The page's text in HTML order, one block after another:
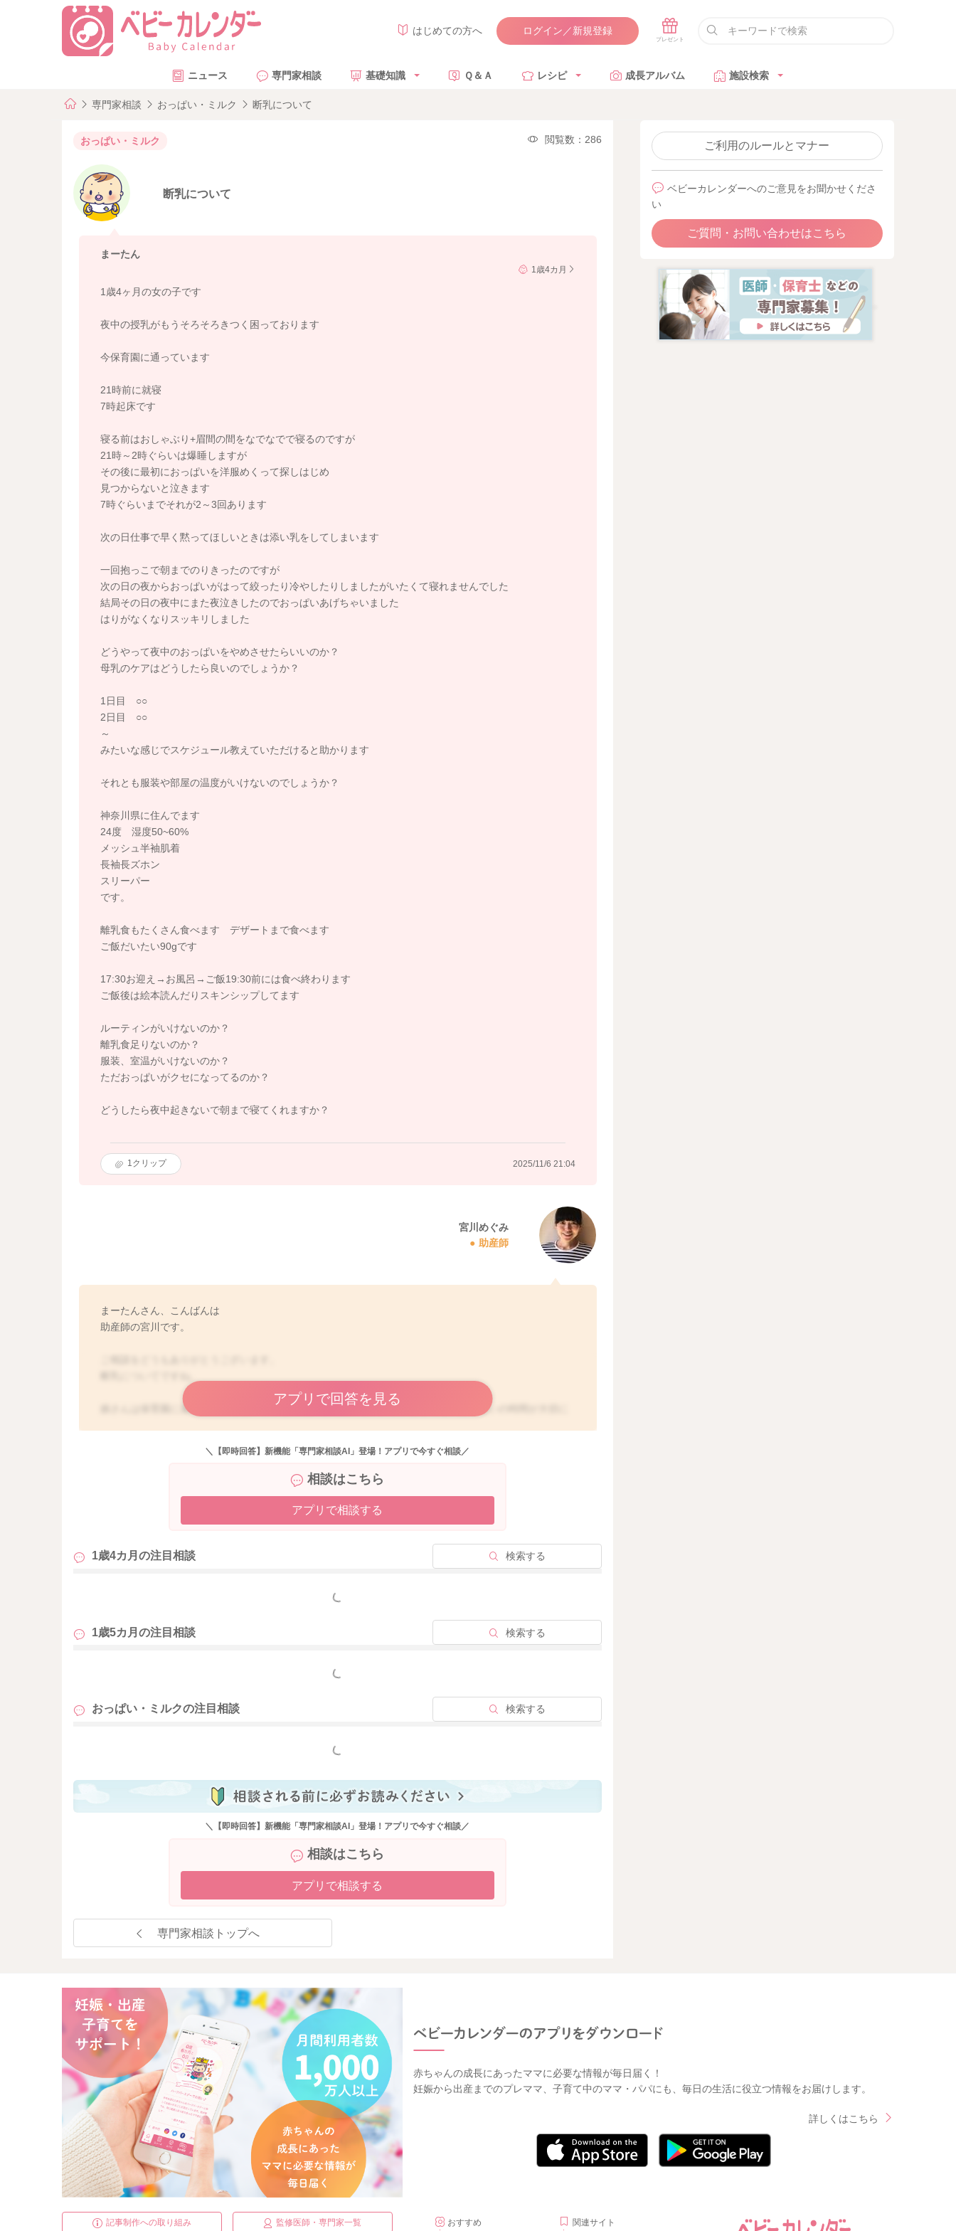
はじめての方へ ログイン／新規登録
ニュース 専門家相談 基礎知識 Ｑ＆Ａ レシピ 成長アルバム 施設検索
専門家相談 おっぱい・ミルク 断乳について
おっぱい・ミルク 閲覧数：286
断乳について
まーたん
1歳4カ月
1歳4ヶ月の女の子です
夜中の授乳がもうそろそろきつく困っております
今保育園に通っています
21時前に就寝
7時起床です
寝る前はおしゃぶり+眉間の間をなでなでで寝るのですが
21時～2時ぐらいは爆睡しますが
その後に最初におっぱいを洋服めくって探しはじめ
見つからないと泣きます
7時ぐらいまでそれが2～3回あります
次の日仕事で早く黙ってほしいときは添い乳をしてしまいます
一回抱っこで朝までのりきったのですが
次の日の夜からおっぱいがはって絞ったり冷やしたりしましたがいたくて寝れませんでした
結局その日の夜中にまた夜泣きしたのでおっぱいあげちゃいました
はりがなくなりスッキリしました
どうやって夜中のおっぱいをやめさせたらいいのか？
母乳のケアはどうしたら良いのでしょうか？
1日目 ○○
2日目 ○○
～
みたいな感じでスケジュール教えていただけると助かります
それとも服装や部屋の温度がいけないのでしょうか？
神奈川県に住んでます
24度 湿度50~60%
メッシュ半袖肌着
長袖長ズホン
スリーパー
です。
離乳食もたくさん食べます デザートまで食べます
ご飯だいたい90gです
17:30お迎え→お風呂→ご飯19:30前には食べ終わります
ご飯後は絵本読んだりスキンシップしてます
ルーティンがいけないのか？
離乳食足りないのか？
服装、室温がいけないのか？
ただおっぱいがクセになってるのか？
どうしたら夜中起きないで朝まで寝てくれますか？
1クリップ 2025/11/6 21:04
宮川めぐみ
助産師
まーたんさん、こんばんは
助産師の宮川です。
娘さんは保育園に通われているという事なので、その分スキンシップとしても、おっぱいの時間が大切に
生まれてからずっと当たり前に欲しがれば飲めていると思います。
なので一番の安心材料となっていることはあると思います。
室温や服装が原因ということではなさそうにも思いました。
ご飯もよく食べてくているということなので、お腹が空いてということは考えにくいかもしれないです
終わりにするために、娘さんの心の準備をしてもらう必要があると思います。
なので最低でも2週間、ひと月近くは毎日繰り返し、言い聞かせをされて、終わりの日までのカウントダウ
ンをしてください。
そうして最後の日を迎えられたら、おっぱいは徐々に絞る間隔を開けていくようにします。
そして丸三日、絞る感覚を開けられるようになったら、お近くの母乳外来で絞っていただくといいです
そうするとお胸の張りも落ち着いてきます。
乳製品、甘いもの、脂っこいものは控えるようにしていただくことでも、おっぱいを終わりにされた後の
よかったら参考になさってみてください。
どうぞよろしくお願いします。
アプリで回答を見る
＼【即時回答】新機能「専門家相談AI」登場！アプリで今すぐ相談／
相談はこちら
アプリで相談する
1歳4カ月の注目相談 検索する
もっと見る
1歳5カ月の注目相談 検索する
もっと見る
おっぱい・ミルクの注目相談 検索する
もっと見る
＼【即時回答】新機能「専門家相談AI」登場！アプリで今すぐ相談／
相談はこちら
アプリで相談する
専門家相談トップへ
ご利用のルールとマナー
ベビーカレンダーへのご意見をお聞かせくださ
い
ご質問・お問い合わせはこちら
赤ちゃんの成長にあったママに必要な情報が毎日届く！
妊娠から出産までのプレママ、子育て中のママ・パパにも、毎日の生活に役立つ情報をお届けします。
詳しくはこちら
記事制作への取り組み 監修医師・専門家一覧 おすすめ 関連サイト